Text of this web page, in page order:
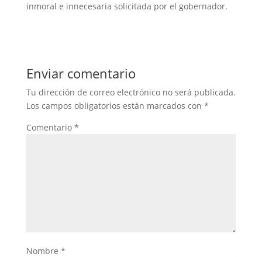
inmoral e innecesaria solicitada por el gobernador.
Enviar comentario
Tu dirección de correo electrónico no será publicada.
Los campos obligatorios están marcados con *
Comentario *
Nombre *